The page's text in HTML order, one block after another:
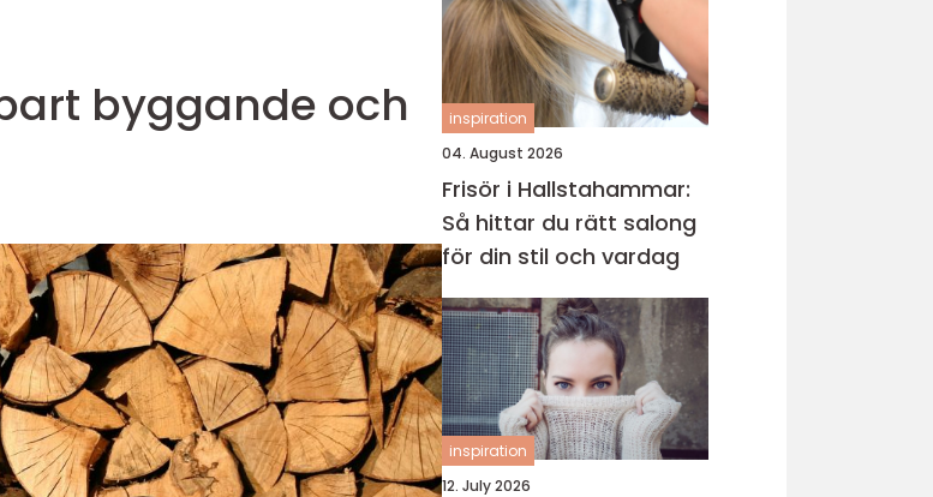
byggande och
inspiration
04. August 2026
Frisör i Hallstahammar:
Så hittar du rätt salong
för din stil och vardag
inspiration
12. July 2026